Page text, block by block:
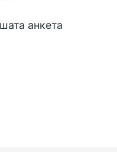
анкета